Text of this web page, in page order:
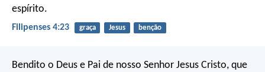
espírito.
Filipenses 4:23 graça Jesus benção
Bendito o Deus e Pai de nosso Senhor Jesus Cristo, que